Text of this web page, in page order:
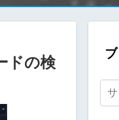
ドの検